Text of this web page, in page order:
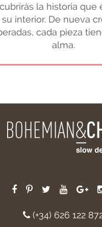
la historia que
interior. De nueva
cada pieza
alma.
(+34) 626 122